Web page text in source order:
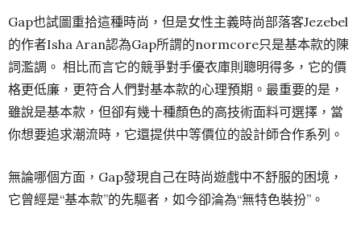
Gap也試圖重拾這種時尚，但是女性主義時尚部落客Jezebel
的作者Isha Aran認為Gap所謂的normcore只是基本款的陳
詞濫調。 相比而言它的競爭對手優衣庫則聰明得多，它的價
格更低廉，更符合人們對基本款的心理預期。最重要的是，
雖說是基本款，但卻有幾十種顏色的高技術面料可選擇，當
你想要追求潮流時，它還提供中等價位的設計師合作系列。
無論哪個方面，Gap發現自己在時尚遊戲中不舒服的困境，
它曾經是“基本款”的先驅者，如今卻淪為“無特色裝扮”。